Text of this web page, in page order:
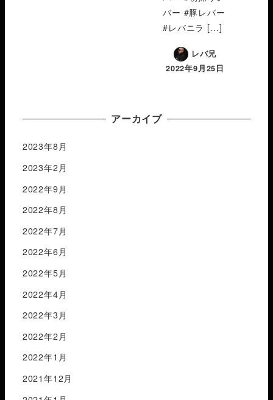
バー #豚レバー
#レバニラ […]
レバ兄
2022年9月25日
アーカイブ
2023年8月
2023年2月
2022年9月
2022年8月
2022年7月
2022年6月
2022年5月
2022年4月
2022年3月
2022年2月
2022年1月
2021年12月